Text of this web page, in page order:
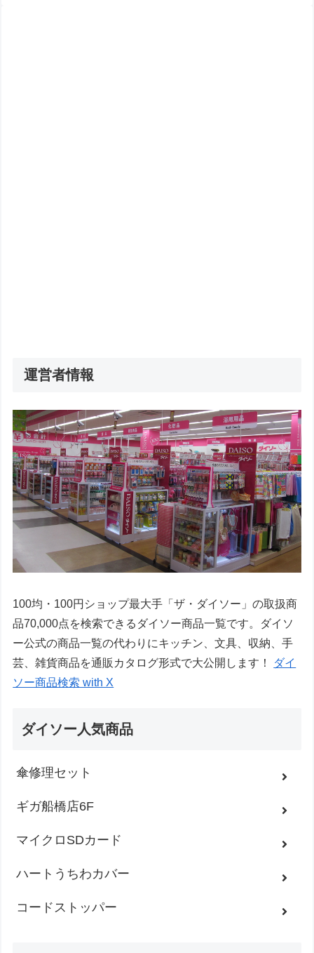
運営者情報
100均・100円ショップ最大手「ザ・ダイソー」の取扱商
品70,000点を検索できるダイソー商品一覧です。ダイソ
ー公式の商品一覧の代わりにキッチン、文具、収納、手
芸、雑貨商品を通販カタログ形式で大公開します！
ダイ
ソー商品検索 with X
ダイソー人気商品
傘修理セット
ギガ船橋店6F
マイクロSDカード
ハートうちわカバー
コードストッパー